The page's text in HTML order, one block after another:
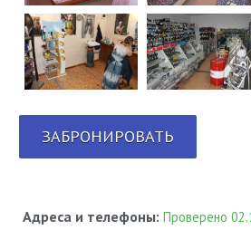
ЗАБРОНИРОВАТЬ
Адреса и телефоны:Проверено